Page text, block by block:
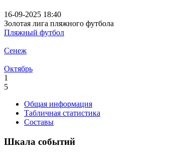
16-09-2025 18:40
Золотая лига пляжного футбола
Пляжный футбол
Сенеж
Октябрь
1
5
Общая информация
Табличная статистика
Составы
Шкала событий